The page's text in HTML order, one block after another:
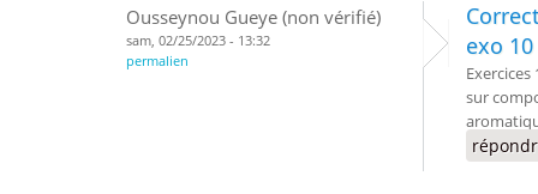
Ousseynou Gueye (non vérifié)
sam, 02/25/2023 - 13:32
permalien
exo 10
Exercices
sur